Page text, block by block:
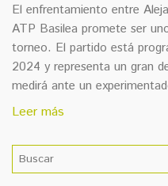
El enfrentamiento entre
ATP Basilea promete ser
torneo. El partido está
2024 y representa un gran
medirá ante un
encuentro podría definir el
sembrado.
Leer más